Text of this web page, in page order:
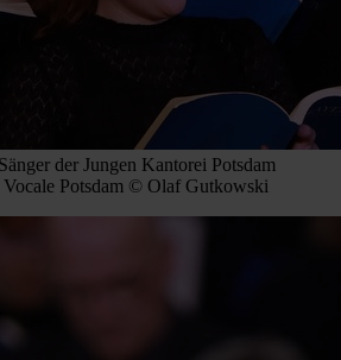
der Jungen Kantorei Potsdam
Vocale Potsdam © Olaf Gutkowski